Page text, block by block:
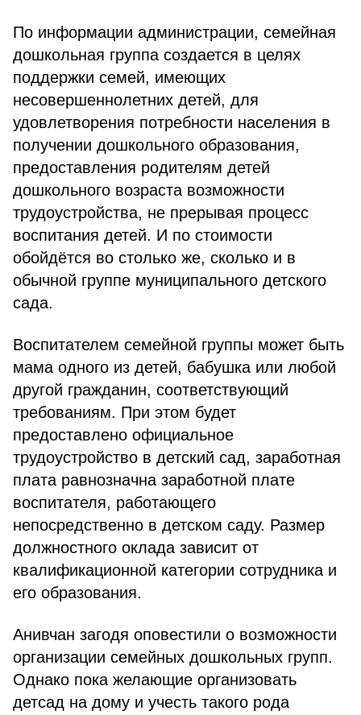
По информации администрации, семейная
дошкольная группа создается в целях
поддержки семей, имеющих
несовершеннолетних детей, для
удовлетворения потребности населения в
получении дошкольного образования,
предоставления родителям детей
дошкольного возраста возможности
трудоустройства, не прерывая процесс
воспитания детей. И по стоимости
обойдётся во столько же, сколько и в
обычной группе муниципального детского
сада.
Воспитателем семейной группы может быть
мама одного из детей, бабушка или любой
другой гражданин, соответствующий
требованиям. При этом будет
предоставлено официальное
трудоустройство в детский сад, заработная
плата равнозначна заработной плате
воспитателя, работающего
непосредственно в детском саду. Размер
должностного оклада зависит от
квалификационной категории сотрудника и
его образования.
Анивчан загодя оповестили о возможности
организации семейных дошкольных групп.
Однако пока желающие организовать
детсад на дому и учесть такого рода